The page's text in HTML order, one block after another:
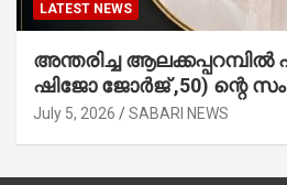
LATEST NEWS
അന്തരിച്ച
ഷിജോ ജോർജ് ,50) ന്റെ
July 5, 2026 SABARI NEWS